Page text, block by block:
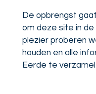
De opbrengst
om deze site in de
plezier proberen
houden en alle
Eerde te